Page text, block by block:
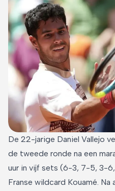
De 22-jarige Daniel Vallejo
de tweede ronde na een
uur in vijf sets (6-3, 7-5, 3-
Franse wildcard Kouamé.